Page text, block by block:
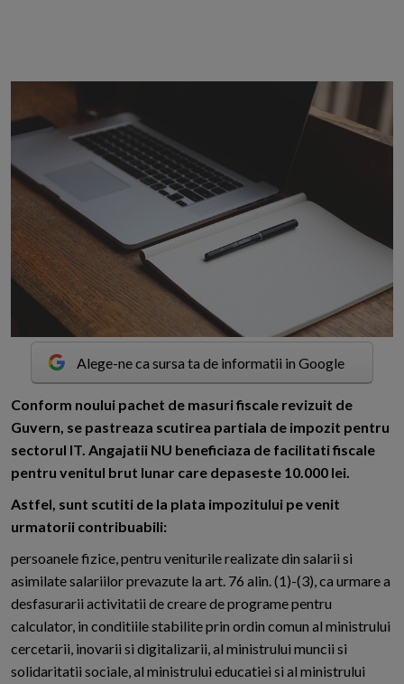
Alege-ne ca sursa ta de informatii in Google
Conform noului pachet de masuri fiscale revizuit de
Guvern, se pastreaza scutirea partiala de impozit pentru
sectorul IT. Angajatii NU beneficiaza de facilitati fiscale
pentru venitul brut lunar care depaseste 10.000 lei.
Astfel, sunt scutiti de la plata impozitului pe venit
urmatorii contribuabili:
persoanele fizice, pentru veniturile realizate din salarii si
asimilate salariilor prevazute la art. 76 alin. (1)-(3), ca urmare a
desfasurarii activitatii de creare de programe pentru
calculator, in conditiile stabilite prin ordin comun al ministrului
cercetarii, inovarii si digitalizarii, al ministrului muncii si
solidaritatii sociale, al ministrului educatiei si al ministrului